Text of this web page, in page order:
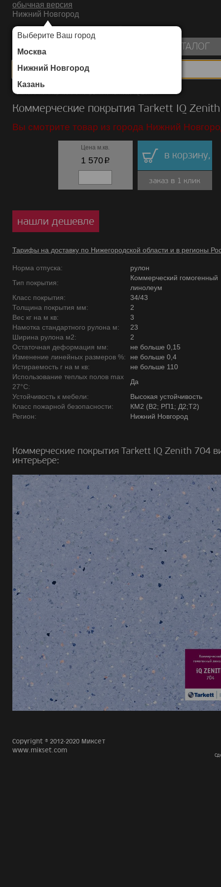
обычная версия
Нижний Новгород
Выберите Ваш город
Москва
Нижний Новгород
Казань
ИНТЕРНЕТ-МАГАЗИН НАПОЛЬНЫХ ПОКРЫТИЙ
КАТАЛОГ
Каталог/Коммерческие покрытия/Tarkett/IQ Zenith
Коммерческие покрытия Tarkett IQ
Вы смотрите товар из города Нижний
Цена м.кв.
1 570p в корзину,
заказ в 1 клик
нашли дешевле
Тарифы на доставку по Нижегородской области и в регионы
Норма отпуска:
рулон
Тип покрытия:
Коммерческий гомогенный
линолеум
Класс покрытия:
34/43
Толщина покрытия мм:
2
Вес кг на м кв:
3
Намотка стандартного рулона м:
23
Ширина рулона м2:
2
Остаточная деформация мм:
не больше 0,15
Изменение линейных размеров %:
не больше 0,4
Истираемость г на м кв:
не больше 110
Использование теплых полов max
27°C:
Да
Устойчивость к мебели:
Высокая устойчивость
Класс пожарной безопасности:
КМ2 (В2; РП1; Д2;Т2)
Регион:
Нижний Новгород
Коммерческие покрытия Tarkett IQ Zenith 704
интерьере:
Copyright © 2012-2020 Миксет
www.mikset.com